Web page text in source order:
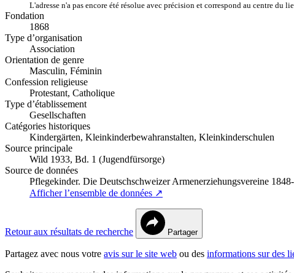
L'adresse n'a pas encore été résolue avec précision et correspond au centre du
Fondation
1868
Type d’organisation
Association
Orientation de genre
Masculin, Féminin
Confession religieuse
Protestant, Catholique
Type d’établissement
Gesellschaften
Catégories historiques
Kindergärten, Kleinkinderbewahranstalten, Kleinkinderschulen
Source principale
Wild 1933, Bd. 1 (Jugendfürsorge)
Source de données
Pflegekinder. Die Deutschschweizer Armenerziehungsvereine
Afficher l’ensemble de données ↗
Retour aux résultats de recherche Partager
Partagez avec nous votre avis sur le site web ou des informations sur des